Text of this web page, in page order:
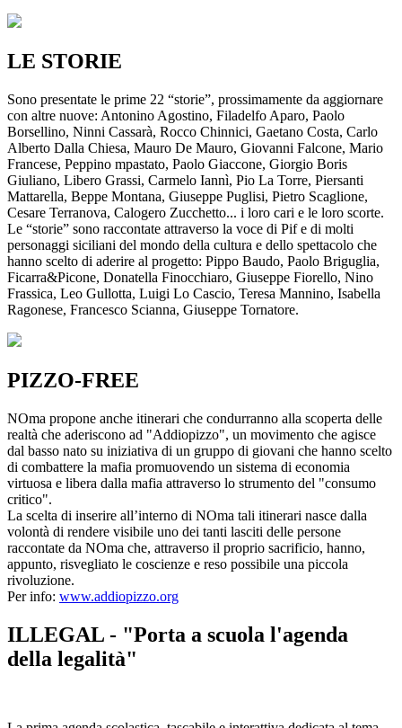
LE STORIE
Sono presentate le prime 22 “storie”, prossimamente da aggiornare
con altre nuove: Antonino Agostino, Filadelfo Aparo, Paolo
Borsellino, Ninni Cassarà, Rocco Chinnici, Gaetano Costa, Carlo
Alberto Dalla Chiesa, Mauro De Mauro, Giovanni Falcone, Mario
Francese, Peppino mpastato, Paolo Giaccone, Giorgio Boris
Giuliano, Libero Grassi, Carmelo Iannì, Pio La Torre, Piersanti
Mattarella, Beppe Montana, Giuseppe Puglisi, Pietro Scaglione,
Cesare Terranova, Calogero Zucchetto... i loro cari e le loro scorte.
Le “storie” sono raccontate attraverso la voce di Pif e di molti
personaggi siciliani del mondo della cultura e dello spettacolo che
hanno scelto di aderire al progetto: Pippo Baudo, Paolo Briguglia,
Ficarra&Picone, Donatella Finocchiaro, Giuseppe Fiorello, Nino
Frassica, Leo Gullotta, Luigi Lo Cascio, Teresa Mannino, Isabella
Ragonese, Francesco Scianna, Giuseppe Tornatore.
PIZZO-FREE
NOma propone anche itinerari che condurranno alla scoperta delle
realtà che aderiscono ad "Addiopizzo", un movimento che agisce
dal basso nato su iniziativa di un gruppo di giovani che hanno scelto
di combattere la mafia promuovendo un sistema di economia
virtuosa e libera dalla mafia attraverso lo strumento del "consumo
critico".
La scelta di inserire all’interno di NOma tali itinerari nasce dalla
volontà di rendere visibile uno dei tanti lasciti delle persone
raccontate da NOma che, attraverso il proprio sacrificio, hanno,
appunto, risvegliato le coscienze e reso possibile una piccola
rivoluzione.
Per info: www.addiopizzo.org
ILLEGAL - "Porta a scuola l'agenda
della legalità"